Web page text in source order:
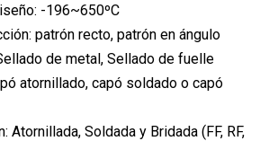
-196~650ºC
patrón recto, patrón en ángulo
de metal, Sellado de fuelle
atornillado, capó soldado o capó
Atornillada, Soldada y Bridada (FF, RF,